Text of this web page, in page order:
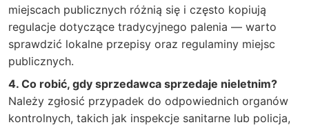
miejscach publicznych różnią się i często kopiują
regulacje dotyczące tradycyjnego palenia — warto
sprawdzić lokalne przepisy oraz regulaminy miejsc
publicznych.
4. Co robić, gdy sprzedawca sprzedaje nieletnim?
Należy zgłosić przypadek do odpowiednich organów
kontrolnych, takich jak inspekcje sanitarne lub policja,